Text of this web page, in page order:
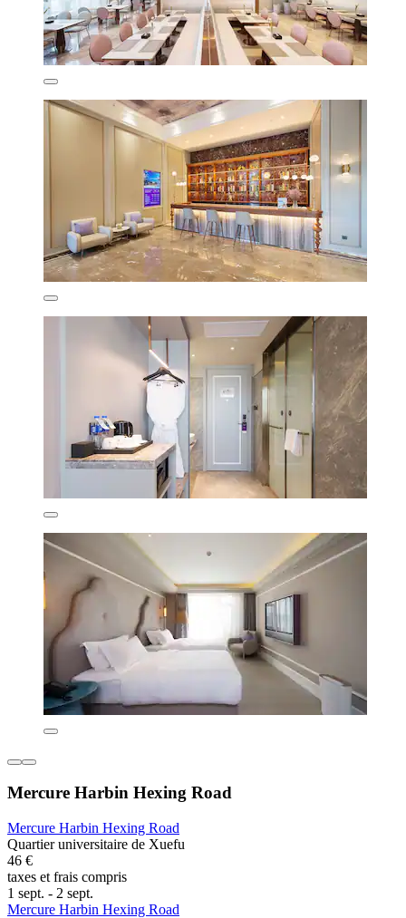
Mercure Harbin Hexing Road
Mercure Harbin Hexing Road
Quartier universitaire de Xuefu
46 €
taxes et frais compris
1 sept. - 2 sept.
Mercure Harbin Hexing Road